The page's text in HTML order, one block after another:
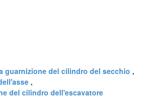
guarnizione del cilindro del secchio ,
,
del cilindro dell'escavatore